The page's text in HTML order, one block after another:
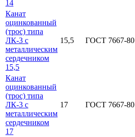
14
Канат
оцинкованный
(трос) типа
ЛК-3 с
металлическим
сердечником
15,5
15,5 ГОСТ 7667-80
Канат
оцинкованный
(трос) типа
ЛК-3 с
металлическим
сердечником
17
17 ГОСТ 7667-80